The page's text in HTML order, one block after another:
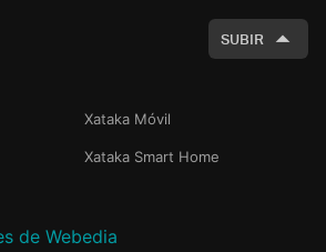
SUBIR
Xataka Móvil
Xataka Smart Home
de Webedia